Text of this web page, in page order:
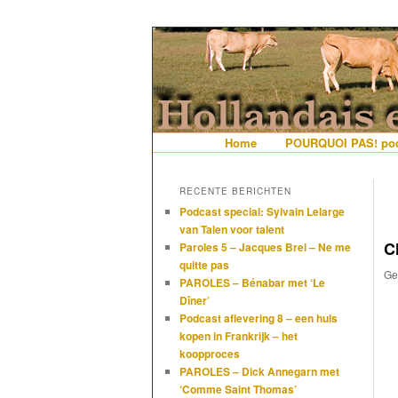
Hollandais
De gezelligste website voor
Spring naar de primaire
Spring naar de secundaire
Home POURQUOI PAS!
RECENTE BERICHTEN
Podcast special: Sylvain Lelarge
van Talen voor talent
Paroles 5 – Jacques Brel – Ne me
quitte pas
PAROLES – Bénabar met ‘Le
Dîner’
Podcast aflevering 8 – een huis
kopen in Frankrijk – het
koopproces
PAROLES – Dick Annegarn met
‘Comme Saint Thomas’